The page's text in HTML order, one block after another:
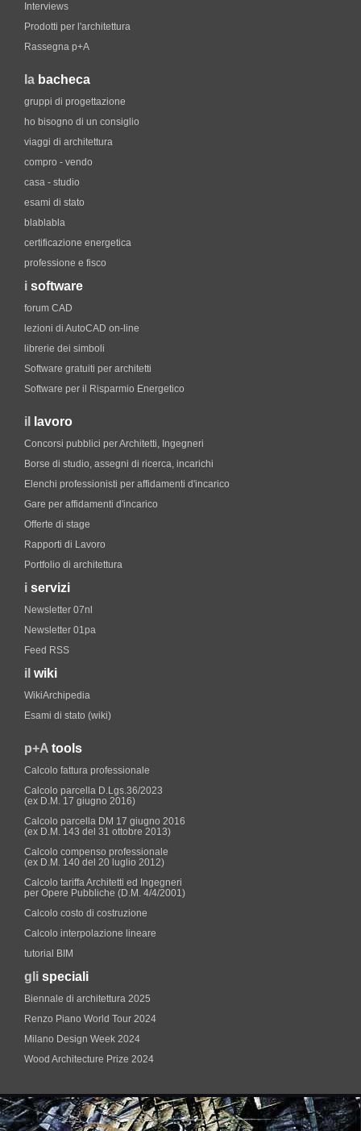
Interviews
Prodotti per l'architettura
Rassegna p+A
la bacheca
gruppi di progettazione
ho bisogno di un consiglio
viaggi di architettura
compro - vendo
casa - studio
esami di stato
blablabla
certificazione energetica
professione e fisco
i software
forum CAD
lezioni di AutoCAD on-line
librerie dei simboli
Software gratuiti per architetti
Software per il Risparmio Energetico
il lavoro
Concorsi pubblici per Architetti, Ingegneri
Borse di studio, assegni di ricerca, incarichi
Elenchi professionisti per affidamenti d'incarico
Gare per affidamenti d'incarico
Offerte di stage
Rapporti di Lavoro
Portfolio di architettura
i servizi
Newsletter 07nl
Newsletter 01pa
Feed RSS
il wiki
WikiArchipedia
Esami di stato (wiki)
p+A tools
Calcolo fattura professionale
Calcolo parcella D.Lgs.36/2023
(ex D.M. 17 giugno 2016)
Calcolo parcella DM 17 giugno 2016
(ex D.M. 143 del 31 ottobre 2013)
Calcolo compenso professionale
(ex D.M. 140 del 20 luglio 2012)
Calcolo tariffa Architetti ed Ingegneri
per Opere Pubbliche (D.M. 4/4/2001)
Calcolo costo di costruzione
Calcolo interpolazione lineare
tutorial BIM
gli speciali
Biennale di architettura 2025
Renzo Piano World Tour 2024
Milano Design Week 2024
Wood Architecture Prize 2024